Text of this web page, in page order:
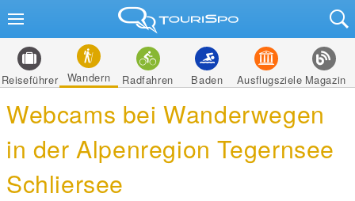
Reiseführer Wandern Radfahren Baden Ausflugsziele Magazin
Webcams bei Wanderwegen
in der Alpenregion Tegernsee
Schliersee